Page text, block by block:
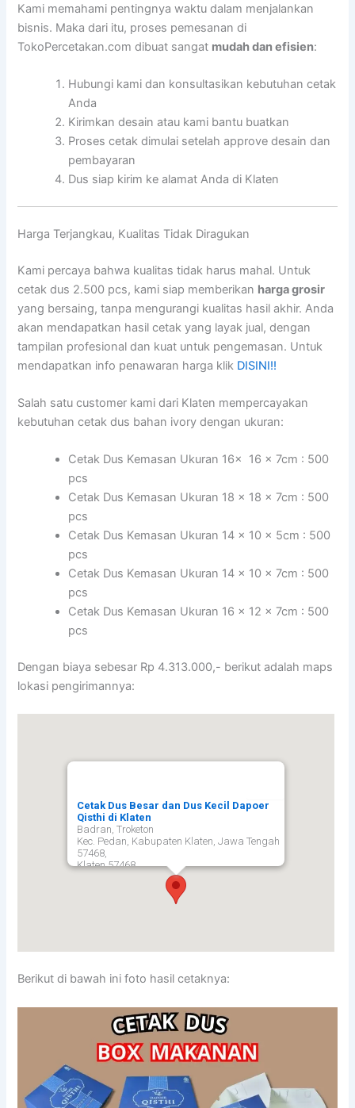
Kami memahami pentingnya waktu dalam menjalankan
bisnis. Maka dari itu, proses pemesanan di
TokoPercetakan.com dibuat sangat mudah dan efisien:
Hubungi kami dan konsultasikan kebutuhan cetak
Anda
Kirimkan desain atau kami bantu buatkan
Proses cetak dimulai setelah approve desain dan
pembayaran
Dus siap kirim ke alamat Anda di Klaten
Harga Terjangkau, Kualitas Tidak Diragukan
Kami percaya bahwa kualitas tidak harus mahal. Untuk
cetak dus 2.500 pcs, kami siap memberikan harga grosir
yang bersaing, tanpa mengurangi kualitas hasil akhir. Anda
akan mendapatkan hasil cetak yang layak jual, dengan
tampilan profesional dan kuat untuk pengemasan. Untuk
mendapatkan info penawaran harga klik DISINI!!
Salah satu customer kami dari Klaten mempercayakan
kebutuhan cetak dus bahan ivory dengan ukuran:
Cetak Dus Kemasan Ukuran 16x 16 x 7cm : 500
pcs
Cetak Dus Kemasan Ukuran 18 x 18 x 7cm : 500
pcs
Cetak Dus Kemasan Ukuran 14 x 10 x 5cm : 500
pcs
Cetak Dus Kemasan Ukuran 14 x 10 x 7cm : 500
pcs
Cetak Dus Kemasan Ukuran 16 x 12 x 7cm : 500
pcs
Dengan biaya sebesar Rp 4.313.000,- berikut adalah maps
lokasi pengirimannya:
Cetak Dus Besar dan Dus Kecil Dapoer
Qisthi di Klaten
Badran, Troketon
Kec. Pedan, Kabupaten Klaten, Jawa Tengah
57468,
Klaten 57468
Berikut di bawah ini foto hasil cetaknya: